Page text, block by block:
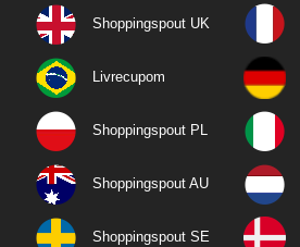
Shoppingspout UK
Livrecupom
Shoppingspout PL
Shoppingspout AU
Shoppingspout SE